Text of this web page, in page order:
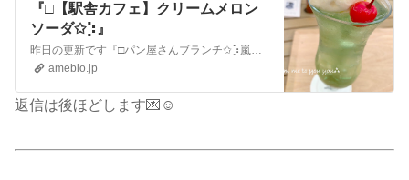
『□【駅舎カフェ】クリームメロン
ソーダ✩︎⡱』
昨日の更新です『□パン屋さんブランチ✩︎⡱嵐の夜/COSRX夏の福袋❤️』今年初のピーチトースト作りました〜🍑🍞『□ピーチトースト✩︎⡱盆踊り❤️』抹茶ミルク…
ameblo.jp
返信は後ほどします💌☺️